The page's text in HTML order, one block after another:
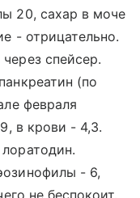
20, сахар в моче
- отрицательно.
спейсер.
(по
февраля
в крови - 4,3.
- 6,
не беспокоит.